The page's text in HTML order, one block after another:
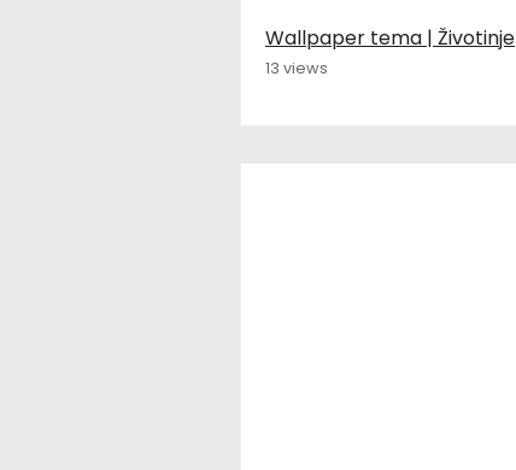
Wallpaper tema | Životinje
13 views